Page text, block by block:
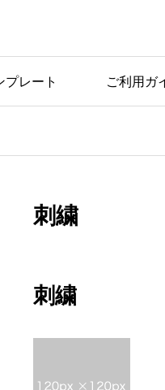
プレート ご利用ガ
刺繍
刺繍